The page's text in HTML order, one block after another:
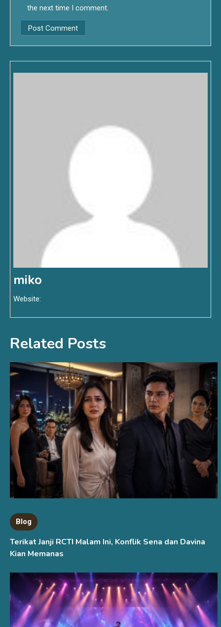
the next time I comment.
miko
Website:
Related Posts
Blog
Terikat Janji RCTI Malam Ini, Konflik Sena dan Davina
Kian Memanas